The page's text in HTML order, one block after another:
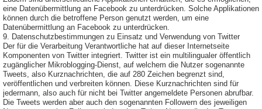
eine Datenübermittlung an Facebook zu unterdrücken. Solche Applikationen
können durch die betroffene Person genutzt werden, um eine
Datenübermittlung an Facebook zu unterdrücken.
9. Datenschutzbestimmungen zu Einsatz und Verwendung von Twitter
Der für die Verarbeitung Verantwortliche hat auf dieser Internetseite
Komponenten von Twitter integriert. Twitter ist ein multilingualer öffentlich
zugänglicher Mikroblogging-Dienst, auf welchem die Nutzer sogenannte
Tweets, also Kurznachrichten, die auf 280 Zeichen begrenzt sind,
veröffentlichen und verbreiten können. Diese Kurznachrichten sind für
jedermann, also auch für nicht bei Twitter angemeldete Personen abrufbar.
Die Tweets werden aber auch den sogenannten Followern des jeweiligen